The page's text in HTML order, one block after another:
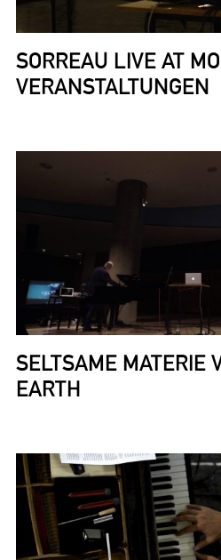
SORREAU LIVE AT
VERANSTALTUNGEN
SELTSAME MATERIE
EARTH